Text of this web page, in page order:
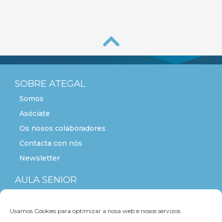
Usamos Cookies para optimizar a nosa web e nosos servizos
SOBRE ATEGAL
Somos
Asóciate
Os nosos colaboradores
Contacta con nós
Newsletter
AULA SENIOR